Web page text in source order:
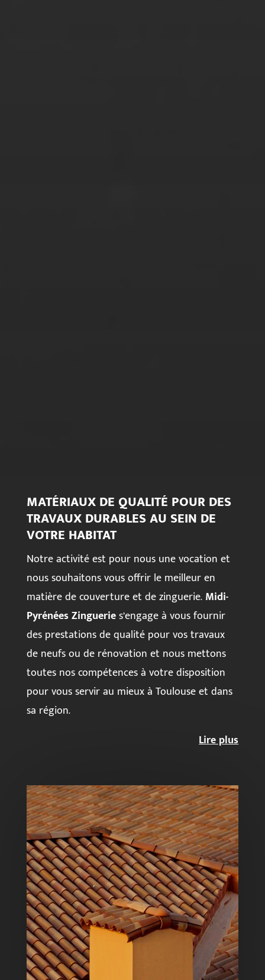
MATÉRIAUX DE QUALITÉ POUR DES
TRAVAUX DURABLES AU SEIN DE
VOTRE HABITAT
Notre activité est pour nous une vocation et
nous souhaitons vous offrir le meilleur en
matière de couverture et de zinguerie. Midi-
Pyrénées Zingueries’engage à vous fournir
des prestations de qualité pour vos travaux
de neufs ou de rénovation et nous mettons
toutes nos compétences à votre disposition
pour vous servir au mieux à Toulouse et dans
sa région.
Lire plus